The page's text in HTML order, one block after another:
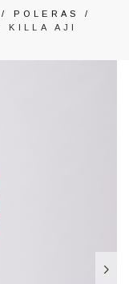
POLERAS /
KILLA AJI